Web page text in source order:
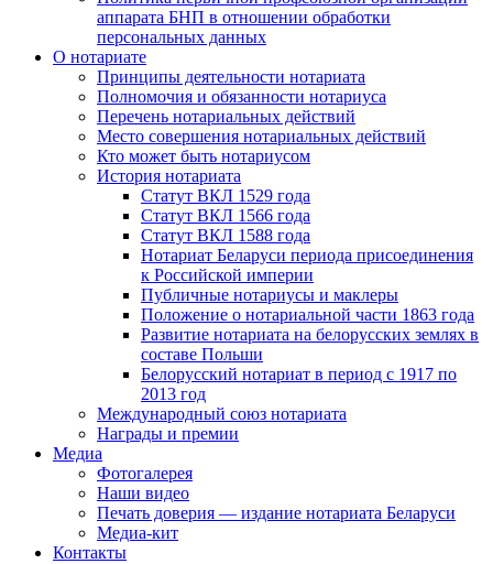
аппарата БНП в отношении обработки
персональных данных
О нотариате
Принципы деятельности нотариата
Полномочия и обязанности нотариуса
Перечень нотариальных действий
Место совершения нотариальных действий
Кто может быть нотариусом
История нотариата
Статут ВКЛ 1529 года
Статут ВКЛ 1566 года
Статут ВКЛ 1588 года
Нотариат Беларуси периода присоединения
к Российской империи
Публичные нотариусы и маклеры
Положение о нотариальной части 1863 года
Развитие нотариата на белорусских землях в
составе Польши
Белорусский нотариат в период с 1917 по
2013 год
Международный союз нотариата
Награды и премии
Медиа
Фотогалерея
Наши видео
Печать доверия — издание нотариата Беларуси
Медиа-кит
Контакты